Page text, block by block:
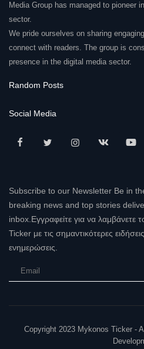
Media Group has managed to pioneer
sector.
We pride ourselves on sharing
connect with readers. The group is
presence in the digital media sector.
Random Posts
Social Media
Subscribe to our Newsletter Be in
breaking news and top stories
inbox.Εγγραφείτε για να
Ticker με τις σημαντικότερες
ενημερώσεις.
Copyright 2023 Mykonos Ticker -